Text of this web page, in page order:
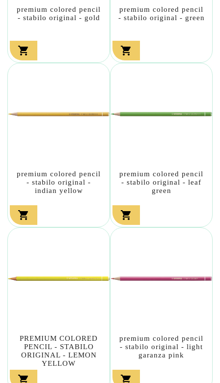
premium colored pencil
- stabilo original - gold

premium colored pencil
- stabilo original - green

premium colored pencil
- stabilo original -
indian yellow

premium colored pencil
- stabilo original - leaf
green

PREMIUM COLORED
PENCIL - STABILO
ORIGINAL - LEMON
YELLOW

premium colored pencil
- stabilo original - light
garanza pink
